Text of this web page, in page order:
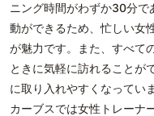
ニング時間がわずか30分で
動ができるため、忙しい女
が魅力です。また、すべて
ときに気軽に訪れることが
に取り入れやすくなっていま
カーブスでは女性トレーナ